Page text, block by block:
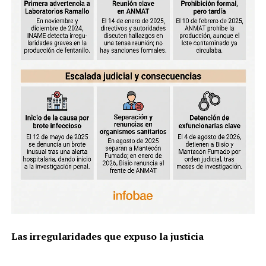
que el peronismo mantenga la división que impera entre
el actual gobernador
y el espacio que lidera la titular del
ADVERTISEMENT
Las irregularidades que expuso la justicia